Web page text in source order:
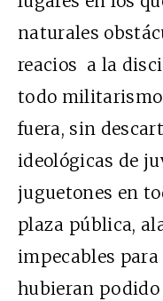
naturales
reacios a la
todo militarismo
fuera, sin
ideológicas de
juguetones en
plaza pública,
impecables
hubieran podido